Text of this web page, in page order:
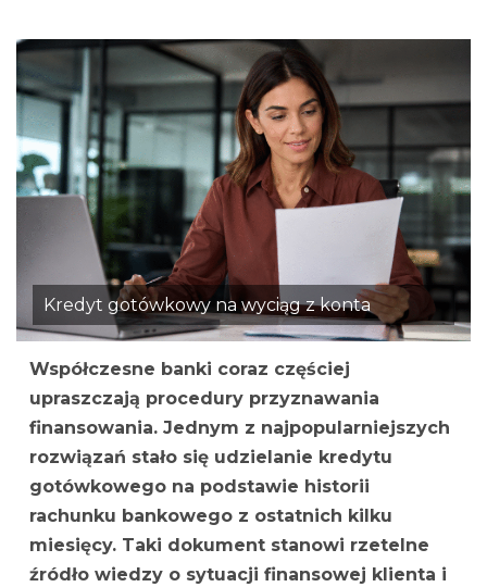
Kredyt gotówkowy na wyciąg z konta
Współczesne banki coraz częściej
upraszczają procedury przyznawania
finansowania. Jednym z najpopularniejszych
rozwiązań stało się udzielanie kredytu
gotówkowego na podstawie historii
rachunku bankowego z ostatnich kilku
miesięcy. Taki dokument stanowi rzetelne
źródło wiedzy o sytuacji finansowej klienta i